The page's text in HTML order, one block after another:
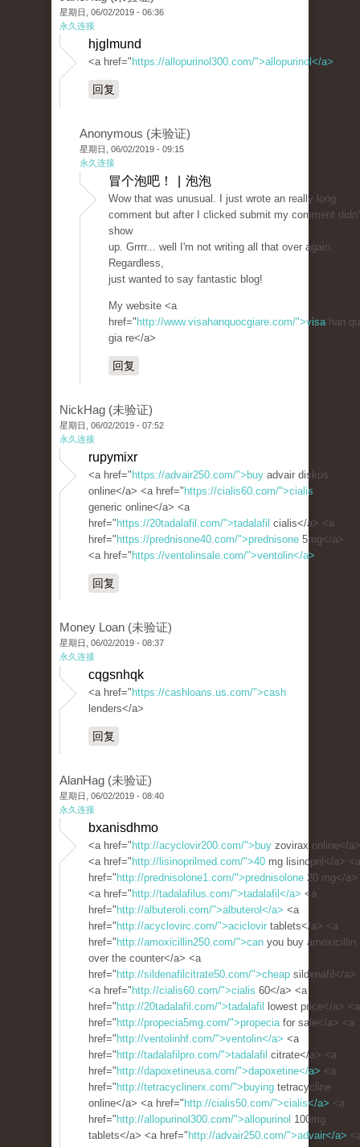
星期日, 06/02/2019 - 06:36
永久连接
hjglmund
<a href=" https://allopurinol300.com/">allopurinol</a>
回复
Anonymous (未验证)
星期日, 06/02/2019 - 09:15
永久连接
冒个泡吧！ | 泡泡
Wow that was unusual. I just wrote an really long
comment but after I clicked submit my comment
show
up. Grrrr... well I'm not writing all that over again.
Regardless,
just wanted to say fantastic blog!
My website <a
href=" http://www.visahanquocgiare.com/">visahan
gia re</a>
回复
NickHag (未验证)
星期日, 06/02/2019 - 07:52
永久连接
rupymixr
<a href=" https://advair250.com/">buy advair diskus
online</a> <a href=" https://cialis60.com/">cialis
generic online</a> <a
href=" https://20tadalafil.com/">tadalafil cialis</a> <a
href=" https://prednisone40.com/">prednisone 5mg</a>
<a href=" https://ventolinsale.com/">ventolin</a>
回复
Money Loan (未验证)
星期日, 06/02/2019 - 08:37
永久连接
cqgsnhqk
<a href=" https://cashloans.us.com/">cash
lenders</a>
回复
AlanHag (未验证)
星期日, 06/02/2019 - 08:40
永久连接
bxanisdhmo
<a href=" http://acyclovir200.com/">buy zovirax online</a>
<a href=" http://lisinoprilmed.com/">40 mg lisinopril</a> <a
href=" http://prednisolone1.com/">prednisolone 20 mg</a>
<a href=" http://tadalafilus.com/">tadalafil</a> <a
href=" http://albuteroli.com/">albuterol</a> <a
href=" http://acyclovirc.com/">aciclovir tablets</a> <a
href=" http://amoxicillin250.com/">can you buy amoxicillin
over the counter</a> <a
href=" http://sildenafilcitrate50.com/">cheap sildenafil</a>
<a href=" http://cialis60.com/">cialis 60</a> <a
href=" http://20tadalafil.com/">tadalafil
lowest price</a> <a
href=" http://propecia5mg.com/">propeciafor sale</a> <a
href=" http://ventolinhf.com/">ventolin</a> <a
href=" http://tadalafilpro.com/">tadalafil citrate</a> <a
href=" http://dapoxetineusa.com/">dapoxetine</a> <a
href=" http://tetracyclinerx.com/">buying tetracycline
online</a> <a href=" http://cialis50.com/">cialis</a> <a
href=" http://allopurinol300.com/">allopurinol 100mg
tablets</a> <a href=" http://advair250.com/">advair</a>